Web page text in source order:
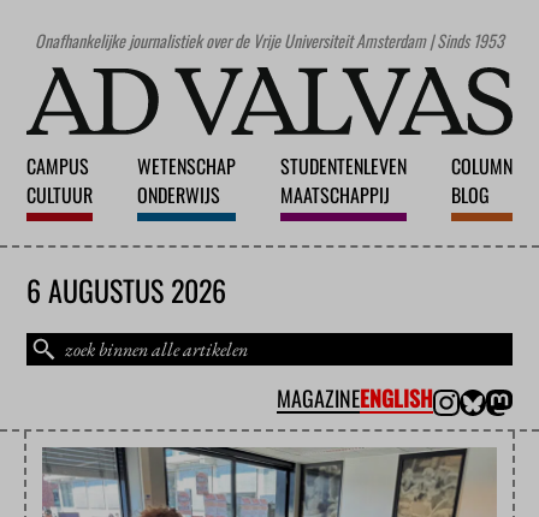
Onafhankelijke journalistiek over de Vrije Universiteit Amsterdam | Sinds 1953
CAMPUS
CULTUUR
WETENSCHAP
ONDERWIJS
STUDENTENLEVEN
MAATSCHAPPIJ
COLUMN
BLOG
6 AUGUSTUS 2026
MAGAZINEENGLISH